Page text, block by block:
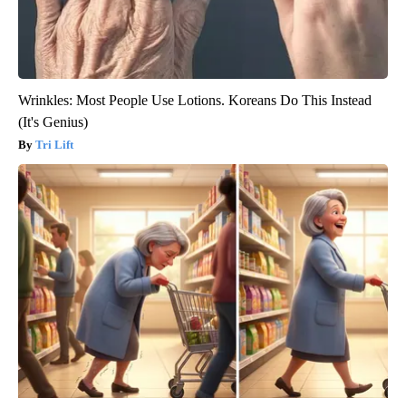
Wrinkles: Most People Use Lotions. Koreans Do This Instead
(It's Genius)
Tri Lift